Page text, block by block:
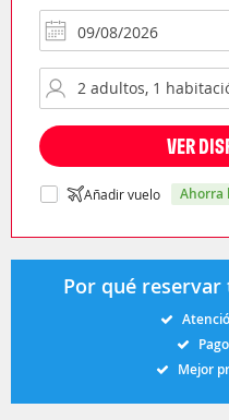
VER
Añadir vuelo
Por qué
Mejor